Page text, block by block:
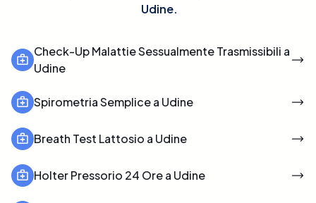
Udine.
Check-Up Malattie Sessualmente Trasmissibili a
Udine
Spirometria Semplice a Udine
Breath Test Lattosio a Udine
Holter Pressorio 24 Ore a Udine